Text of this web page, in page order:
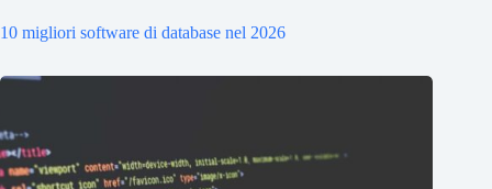
10 migliori software di database nel 2026